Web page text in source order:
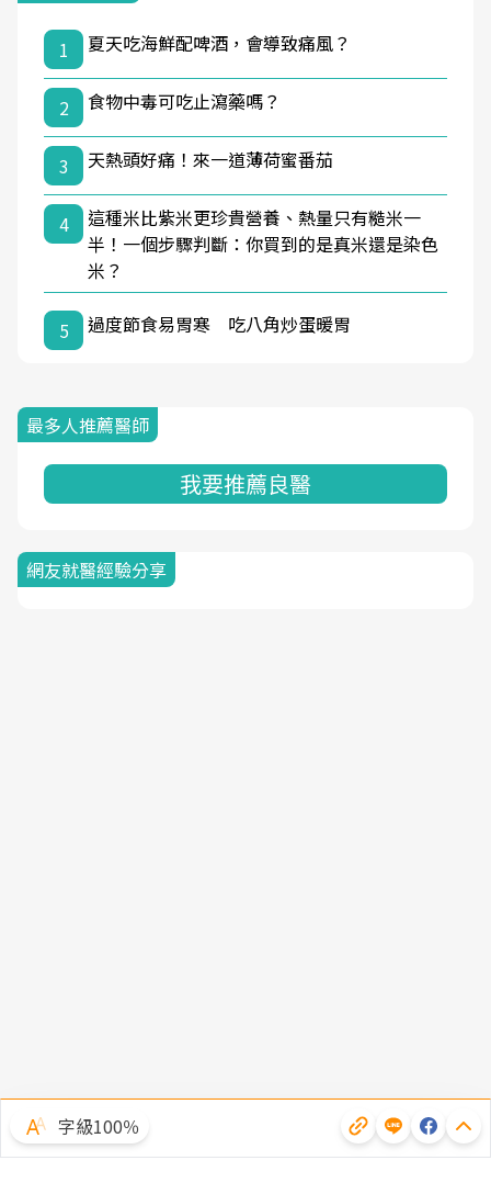
1 夏天吃海鮮配啤酒，會導致痛風？
2 食物中毒可吃止瀉藥嗎？
3 天熱頭好痛！來一道薄荷蜜番茄
4
這種米比紫米更珍貴營養、熱量只有糙米一
半！一個步驟判斷：你買到的是真米還是染色
米？
5 過度節食易胃寒 吃八角炒蛋暖胃
最多人推薦醫師
我要推薦良醫
網友就醫經驗分享
字級100％